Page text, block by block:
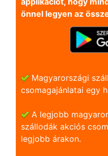
önnel legyen az
Magyarországi
csomagajánlatai egy
A legjobb
szállodák akciós
legjobb árakon.